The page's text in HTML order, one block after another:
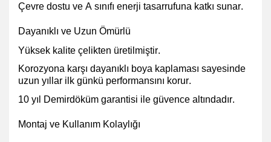
Çevre dostu ve A sınıfı enerji tasarrufuna katkı sunar.
Dayanıklı ve Uzun Ömürlü
Yüksek kalite çelikten üretilmiştir.
Korozyona karşı dayanıklı boya kaplaması sayesinde
uzun yıllar ilk günkü performansını korur.
10 yıl Demirdöküm garantisi ile güvence altındadır.
Montaj ve Kullanım Kolaylığı